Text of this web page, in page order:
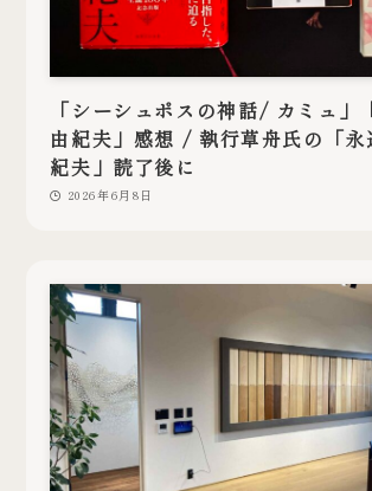
「シーシュポスの神話/ カミュ」
由紀夫」感想 / 執行草舟氏の「永
紀夫」読了後に
2026年6月8日